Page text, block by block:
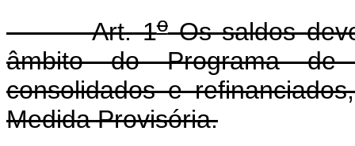
Art. 1oOs saldos
âmbito do Programa de
consolidados e
Medida Provisória.